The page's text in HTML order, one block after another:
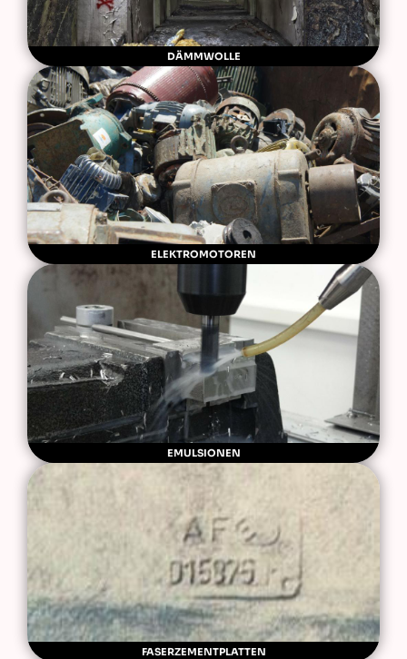
DÄMMWOLLE
ELEKTROMOTOREN
EMULSIONEN
FASERZEMENTPLATTEN